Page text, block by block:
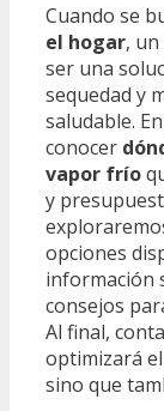
Cuando se
el hogar,
ser una
sequedad y
saludable.
conocer
vapor frío
y
opciones
información
consejos
Al final,
optimizará
sino que